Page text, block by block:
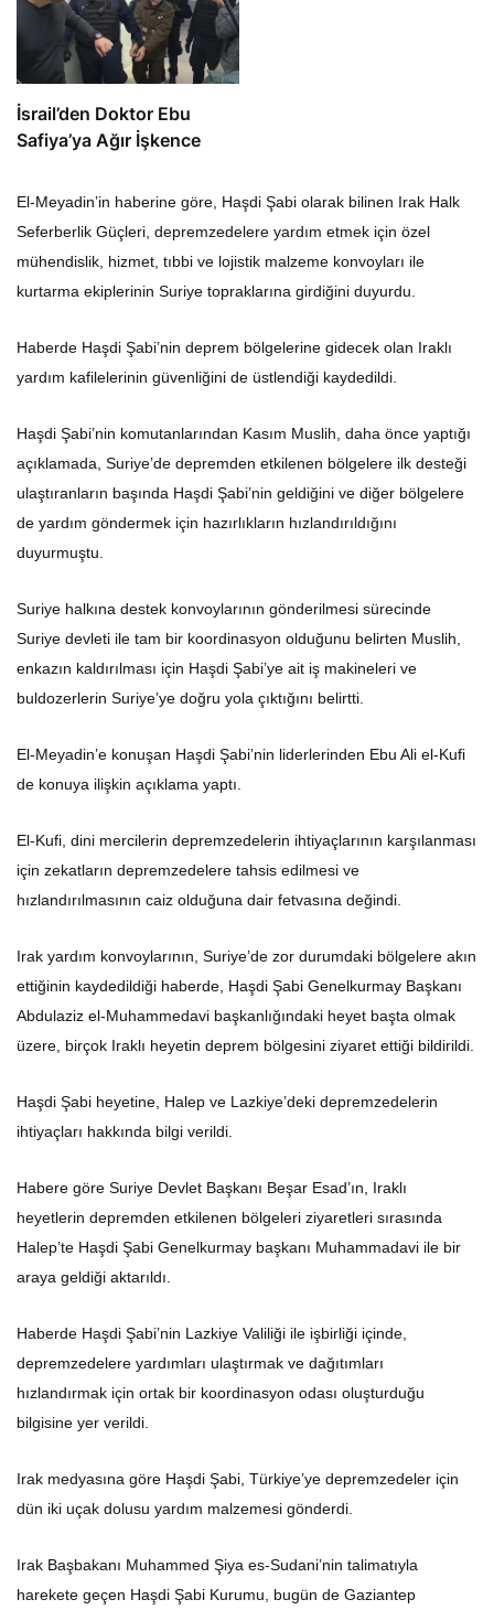
İsrail’den Doktor Ebu
Safiya’ya Ağır İşkence
El-Meyadin’in haberine göre, Haşdi Şabi olarak bilinen Irak Halk
Seferberlik Güçleri, depremzedelere yardım etmek için özel
mühendislik, hizmet, tıbbi ve lojistik malzeme konvoyları ile
kurtarma ekiplerinin Suriye topraklarına girdiğini duyurdu.
Haberde Haşdi Şabi’nin deprem bölgelerine gidecek olan Iraklı
yardım kafilelerinin güvenliğini de üstlendiği kaydedildi.
Haşdi Şabi’nin komutanlarından Kasım Muslih, daha önce yaptığı
açıklamada, Suriye’de depremden etkilenen bölgelere ilk desteği
ulaştıranların başında Haşdi Şabi’nin geldiğini ve diğer bölgelere
de yardım göndermek için hazırlıkların hızlandırıldığını
duyurmuştu.
Suriye halkına destek konvoylarının gönderilmesi sürecinde
Suriye devleti ile tam bir koordinasyon olduğunu belirten Muslih,
enkazın kaldırılması için Haşdi Şabi’ye ait iş makineleri ve
buldozerlerin Suriye’ye doğru yola çıktığını belirtti.
El-Meyadin’e konuşan Haşdi Şabi’nin liderlerinden Ebu Ali el-Kufi
de konuya ilişkin açıklama yaptı.
El-Kufi, dini mercilerin depremzedelerin ihtiyaçlarının karşılanması
için zekatların depremzedelere tahsis edilmesi ve
hızlandırılmasının caiz olduğuna dair fetvasına değindi.
Irak yardım konvoylarının, Suriye’de zor durumdaki bölgelere akın
ettiğinin kaydedildiği haberde, Haşdi Şabi Genelkurmay Başkanı
Abdulaziz el-Muhammedavi başkanlığındaki heyet başta olmak
üzere, birçok Iraklı heyetin deprem bölgesini ziyaret ettiği bildirildi.
Haşdi Şabi heyetine, Halep ve Lazkiye’deki depremzedelerin
ihtiyaçları hakkında bilgi verildi.
Habere göre Suriye Devlet Başkanı Beşar Esad’ın, Iraklı
heyetlerin depremden etkilenen bölgeleri ziyaretleri sırasında
Halep’te Haşdi Şabi Genelkurmay başkanı Muhammadavi ile bir
araya geldiği aktarıldı.
Haberde Haşdi Şabi’nin Lazkiye Valiliği ile işbirliği içinde,
depremzedelere yardımları ulaştırmak ve dağıtımları
hızlandırmak için ortak bir koordinasyon odası oluşturduğu
bilgisine yer verildi.
Irak medyasına göre Haşdi Şabi, Türkiye’ye depremzedeler için
dün iki uçak dolusu yardım malzemesi gönderdi.
Irak Başbakanı Muhammed Şiya es-Sudani’nin talimatıyla
harekete geçen Haşdi Şabi Kurumu, bugün de Gaziantep